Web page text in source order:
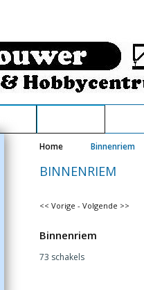
Home Binnenriem
BINNENRIEM
<< Vorige - Volgende >>
Binnenriem
73 schakels